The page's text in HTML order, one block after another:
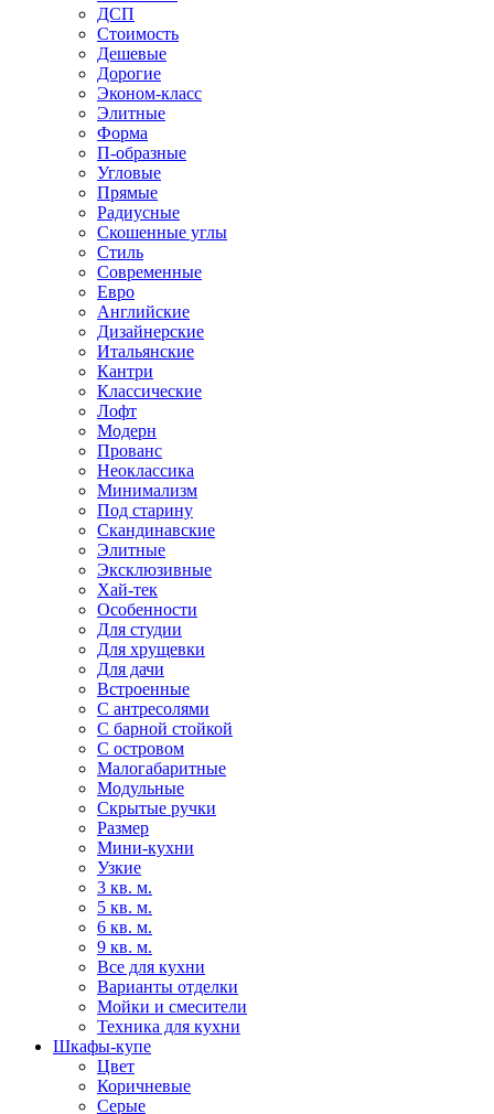
ДСП
Стоимость
Дешевые
Дорогие
Эконом-класс
Элитные
Форма
П-образные
Угловые
Прямые
Радиусные
Скошенные углы
Стиль
Современные
Евро
Английские
Дизайнерские
Итальянские
Кантри
Классические
Лофт
Модерн
Прованс
Неоклассика
Минимализм
Под старину
Скандинавские
Элитные
Эксклюзивные
Хай-тек
Особенности
Для студии
Для хрущевки
Для дачи
Встроенные
С антресолями
С барной стойкой
С островом
Малогабаритные
Модульные
Скрытые ручки
Размер
Мини-кухни
Узкие
3 кв. м.
5 кв. м.
6 кв. м.
9 кв. м.
Все для кухни
Варианты отделки
Мойки и смесители
Техника для кухни
Шкафы-купе
Цвет
Коричневые
Серые